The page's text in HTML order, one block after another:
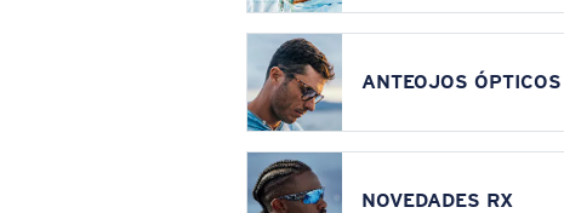
ANTEOJOS
NOVEDADES RX